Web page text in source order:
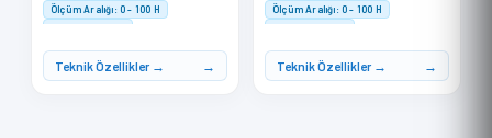
Ölçüm Aralığı: 0 - 100 H
Doğruluk: ≤ ±1 H
Teknik Özellikler →
Ölçüm Aralığı: 0 - 100 H
Doğruluk: ≤ ±1 H
Teknik Özellikler →